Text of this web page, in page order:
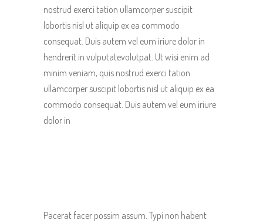
nostrud exerci tation ullamcorper suscipit
lobortis nisl ut aliquip ex ea commodo
consequat. Duis autem vel eum iriure dolor in
hendrerit in vulputatevolutpat. Ut wisi enim ad
minim veniam, quis nostrud exerci tation
ullamcorper suscipit lobortis nisl ut aliquip ex ea
commodo consequat. Duis autem vel eum iriure
dolor in
Pacerat facer possim assum. Typi non habent